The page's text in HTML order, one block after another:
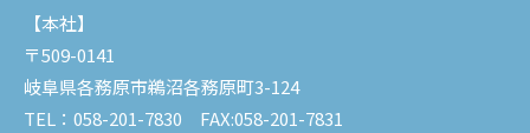
【本社】
〒509-0141
岐阜県各務原市鵜沼各務原町3-124
TEL：058-201-7830 FAX:058-201-7831